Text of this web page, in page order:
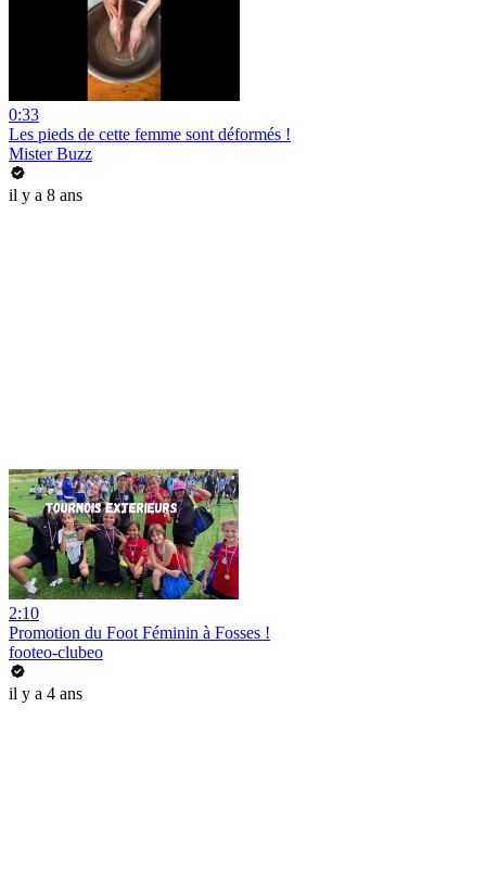
0:33
Les pieds de cette femme sont déformés !
Mister Buzz
il y a 8 ans
2:10
Promotion du Foot Féminin à Fosses !
footeo-clubeo
il y a 4 ans